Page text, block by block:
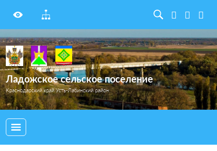
Ладожское сельское поселение
Краснодарский край Усть-Лабинский район